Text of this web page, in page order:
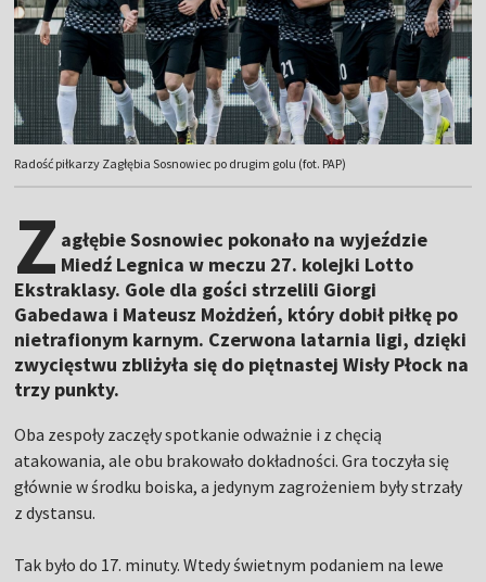
Radość piłkarzy Zagłębia Sosnowiec po drugim golu (fot. PAP)
Z agłębie Sosnowiec pokonało na wyjeździe
Miedź Legnica w meczu 27. kolejki Lotto
Ekstraklasy. Gole dla gości strzelili Giorgi
Gabedawa i Mateusz Możdżeń, który dobił piłkę po
nietrafionym karnym. Czerwona latarnia ligi, dzięki
zwycięstwu zbliżyła się do piętnastej Wisły Płock na
trzy punkty.
Oba zespoły zaczęły spotkanie odważnie i z chęcią
atakowania, ale obu brakowało dokładności. Gra toczyła się
głównie w środku boiska, a jedynym zagrożeniem były strzały
z dystansu.
Tak było do 17. minuty. Wtedy świetnym podaniem na lewe